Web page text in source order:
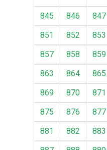
845
846 847
851
852 853
857
858 859
863
864 865
869
870 871
875
876 877
881
882 883